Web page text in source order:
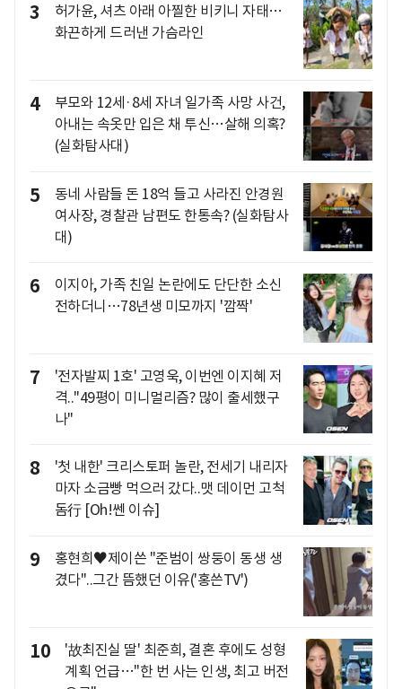
3
허가윤, 셔츠 아래 아찔한 비키니 자태…
화끈하게 드러낸 가슴라인
4
부모와 12세·8세 자녀 일가족 사망 사건,
아내는 속옷만 입은 채 투신…살해 의혹?
(실화탐사대)
5
동네 사람들 돈 18억 들고 사라진 안경원
여사장, 경찰관 남편도 한통속? (실화탐사
대)
6
이지아, 가족 친일 논란에도 단단한 소신
전하더니…78년생 미모까지 '깜짝'
7
'전자발찌 1호' 고영욱, 이번엔 이지혜 저
격.."49평이 미니멀리즘? 많이 출세했구
나"
8
'첫 내한' 크리스토퍼 놀란, 전세기 내리자
마자 소금빵 먹으러 갔다..맷 데이먼 고척
돔行 [Oh!쎈 이슈]
9
홍현희♥제이쓴 "준범이 쌍둥이 동생 생
겼다"..그간 뜸했던 이유('홍쓴TV')
10
'故최진실 딸' 최준희, 결혼 후에도 성형
계획 언급…"한 번 사는 인생, 최고 버전